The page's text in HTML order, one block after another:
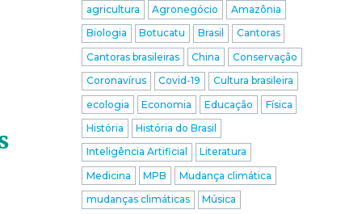
agricultura Agronegócio
Amazônia
Biologia
Botucatu Brasil
Cantoras
Cantoras brasileiras
China
Conservação
Coronavírus
Covid-19
Cultura brasileira
ecologia
Economia Educação
Física
História
História do Brasil
Inteligência Artificial
Literatura
Medicina
MPB
Mudança climática
mudanças climáticas
Música